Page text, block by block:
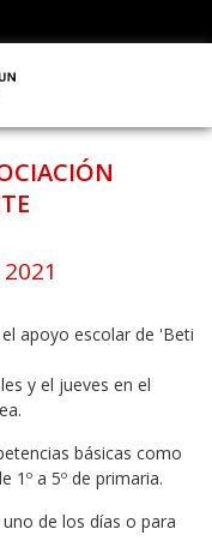
apoyo escolar de 'Beti
y el jueves en el
básicas como
1º a 5º de primaria.
de los días o para